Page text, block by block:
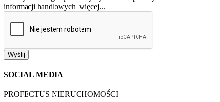
informacji handlowych więcej...
Wyślij
SOCIAL MEDIA
PROFECTUS NIERUCHOMOŚCI